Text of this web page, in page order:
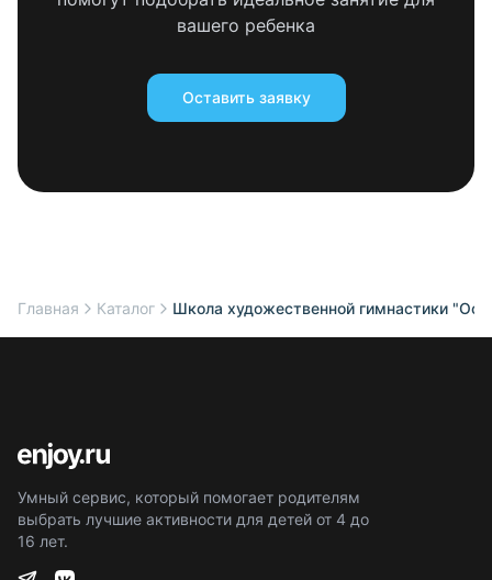
вашего ребенка
Оставить заявку
Главная Каталог Школа художественной гимнастики
Умный сервис, который помогает родителям
выбрать лучшие активности для детей от 4 до
16 лет.